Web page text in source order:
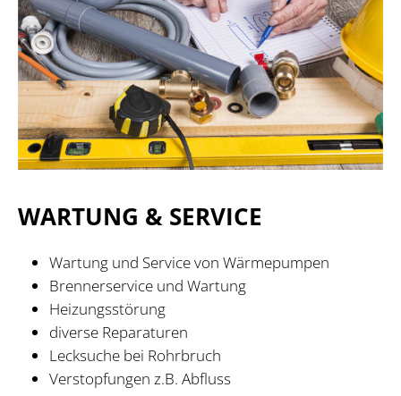
WARTUNG & SERVICE
Wartung und Service von Wärmepumpen
Brennerservice und Wartung
Heizungsstörung
diverse Reparaturen
Lecksuche bei Rohrbruch
Verstopfungen z.B. Abfluss